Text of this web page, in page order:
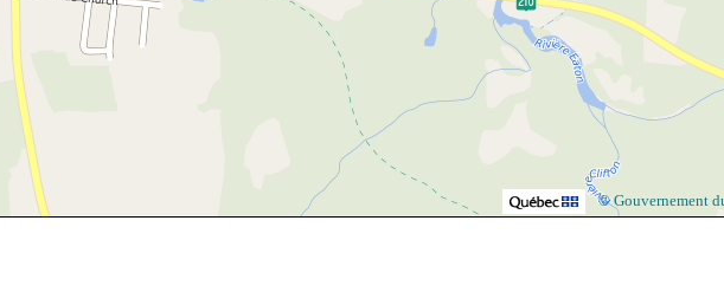
© Gouvernement